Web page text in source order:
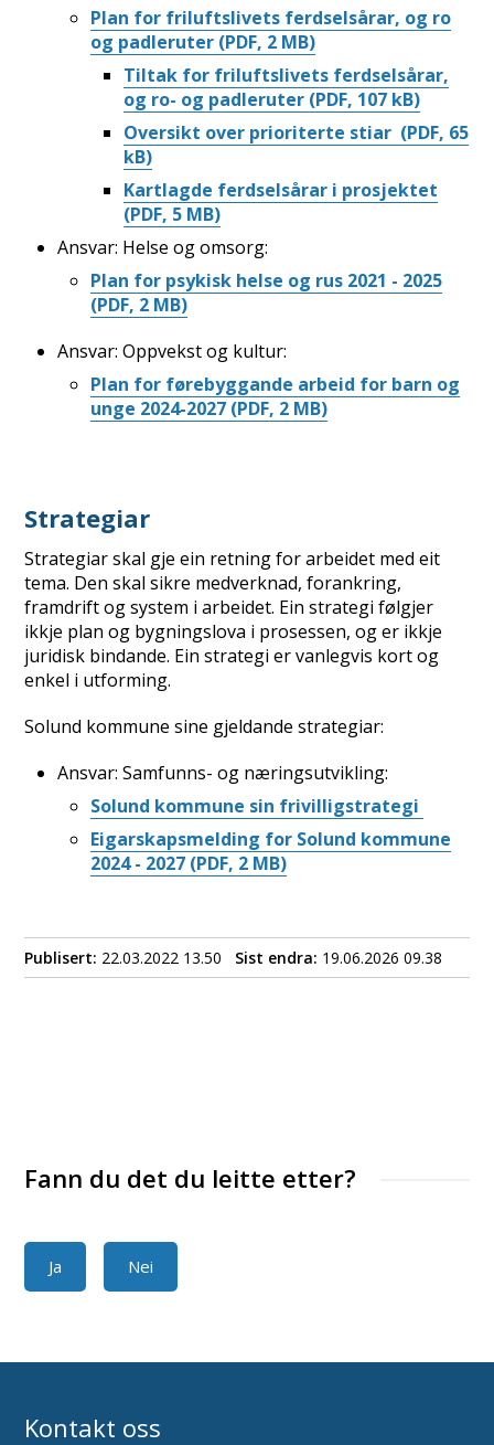
Plan for friluftslivets ferdselsårar, og ro
og padleruter (PDF, 2 MB)
Tiltak for friluftslivets ferdselsårar,
og ro- og padleruter (PDF, 107 kB)
Oversikt over prioriterte stiar (PDF, 65
kB)
Kartlagde ferdselsårar i prosjektet
(PDF, 5 MB)
Ansvar: Helse og omsorg:
Plan for psykisk helse og rus 2021 - 2025
(PDF, 2 MB)
Ansvar: Oppvekst og kultur:
Plan for førebyggande arbeid for barn og
unge 2024-2027 (PDF, 2 MB)
Strategiar
Strategiar skal gje ein retning for arbeidet med eit
tema. Den skal sikre medverknad, forankring,
framdrift og system i arbeidet. Ein strategi følgjer
ikkje plan og bygningslova i prosessen, og er ikkje
juridisk bindande. Ein strategi er vanlegvis kort og
enkel i utforming.
Solund kommune sine gjeldande strategiar:
Ansvar: Samfunns- og næringsutvikling:
Solund kommune sin frivilligstrategi
Eigarskapsmelding for Solund kommune
2024 - 2027 (PDF, 2 MB)
Publisert 22.03.2022 13.50 Sist endra 19.06.2026 09.38
Fann du det du leitte etter?
Ja Nei
Kontakt oss